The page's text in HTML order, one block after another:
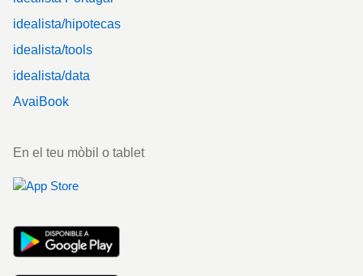
idealista/hipotecas
idealista/tools
idealista/data
AvaiBook
En el teu mòbil o tablet